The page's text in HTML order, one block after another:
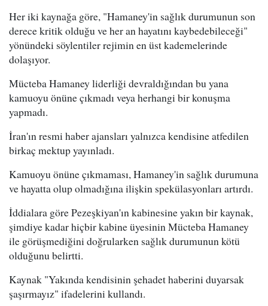
Her iki kaynağa göre, "Hamaney'in sağlık durumunun son
derece kritik olduğu ve her an hayatını kaybedebileceği"
yönündeki söylentiler rejimin en üst kademelerinde
dolaşıyor.
Mücteba Hamaney liderliği devraldığından bu yana
kamuoyu önüne çıkmadı veya herhangi bir konuşma
yapmadı.
İran'ın resmi haber ajansları yalnızca kendisine atfedilen
birkaç mektup yayınladı.
Kamuoyu önüne çıkmaması, Hamaney'in sağlık durumuna
ve hayatta olup olmadığına ilişkin spekülasyonları artırdı.
İddialara göre Pezeşkiyan'ın kabinesine yakın bir kaynak,
şimdiye kadar hiçbir kabine üyesinin Mücteba Hamaney
ile görüşmediğini doğrularken sağlık durumunun kötü
olduğunu belirtti.
Kaynak "Yakında kendisinin şehadet haberini duyarsak
şaşırmayız" ifadelerini kullandı.